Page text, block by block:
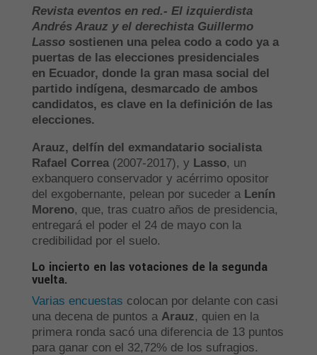
Revista eventos en red.- El izquierdista
Andrés Arauz y el derechista Guillermo
Lassosostienen una pelea codo a codo ya a
puertas de las elecciones presidenciales
en Ecuador, donde la gran masa social del
partido indígena, desmarcado de ambos
candidatos, es clave en la definición de las
elecciones.
Arauz, delfín del exmandatario socialista
Rafael Correa(2007-2017), y Lasso, un
exbanquero conservador y acérrimo opositor
del exgobernante, pelean por suceder a Lenín
Moreno, que, tras cuatro años de presidencia,
entregará el poder el 24 de mayo con la
credibilidad por el suelo.
Lo incierto en las votaciones de la segunda
vuelta.
Varias encuestas colocan por delante con casi
una decena de puntos a Arauz, quien en la
primera ronda sacó una diferencia de 13 puntos
para ganar con el 32,72% de los sufragios.